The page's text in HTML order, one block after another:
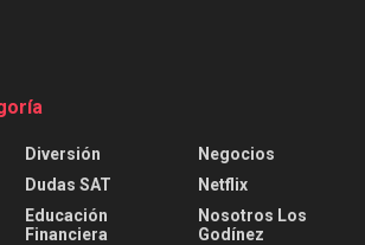
Diversión
Dudas SAT
Educación
Financiera
Negocios
Netflix
Nosotros Los
Godínez